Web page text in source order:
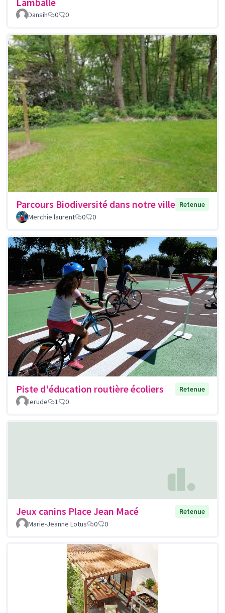
Dansih 0 0
Parcours Biodiversité dans notre ville Retenue
Merchie laurent
0 0
Piste d'éducation routière écoliers
Retenue
lerude
1 0
Jeux canins Place Jean Macé
Retenue
Marie-Jeanne Lotus
0 0